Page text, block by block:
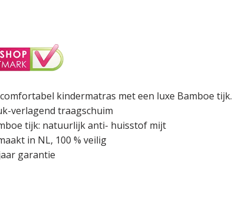
kindermatras met een luxe Bamboe tijk.
verlagend traagschuim
tijk: natuurlijk anti- huisstof mijt
in NL, 100 % veilig
garantie